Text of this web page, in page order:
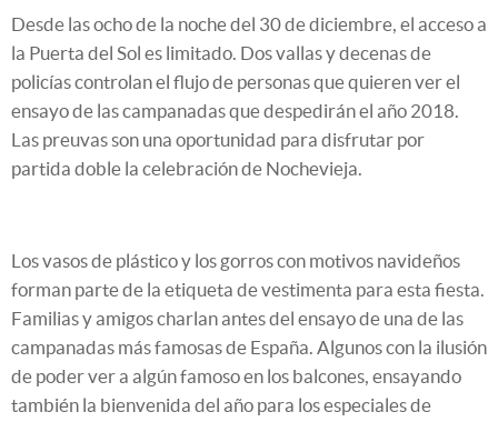
Desde las ocho de la noche del 30 de diciembre, el acceso a
la Puerta del Sol es limitado. Dos vallas y decenas de
policías controlan el flujo de personas que quieren ver el
ensayo de las campanadas que despedirán el año 2018.
Las preuvas son una oportunidad para disfrutar por
partida doble la celebración de Nochevieja.
Los vasos de plástico y los gorros con motivos navideños
forman parte de la etiqueta de vestimenta para esta fiesta.
Familias y amigos charlan antes del ensayo de una de las
campanadas más famosas de España. Algunos con la ilusión
de poder ver a algún famoso en los balcones, ensayando
también la bienvenida del año para los especiales de